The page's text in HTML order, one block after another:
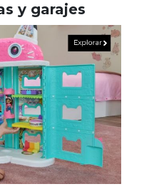
y garajes